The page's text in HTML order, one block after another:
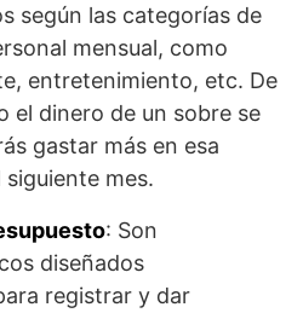
según las categorías de
mensual, como
entretenimiento, etc. De
el dinero de un sobre se
gastar más en esa
mes.
: Son
diseñados
registrar y dar